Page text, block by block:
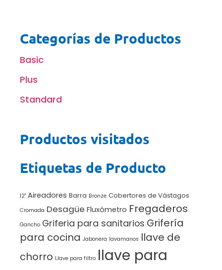
Categorías de Productos
Basic
Plus
Standard
Productos visitados
Etiquetas de Producto
12" Aireadores Barra Bronze Cobertores de Vástagos
Cromada Desagüe Fluxómetro Fregaderos
Gancho Griferia para sanitarios Grifería
para cocina Jabonera lavamanos llave de
chorro Llave para filtro llave para